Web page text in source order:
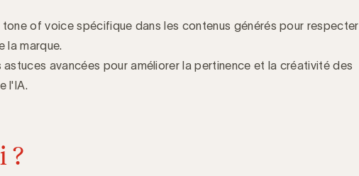
tone of voice spécifique dans les contenus générés pour respecter
la marque.
astuces avancées pour améliorer la pertinence et la créativité des
l'IA.
?